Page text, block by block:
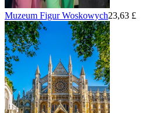
Muzeum Figur Woskowych23,63 £